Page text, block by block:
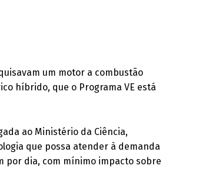
um motor a combustão
híbrido, que o Programa VE está
ao Ministério da Ciência,
que possa atender à demanda
por dia, com mínimo impacto sobre